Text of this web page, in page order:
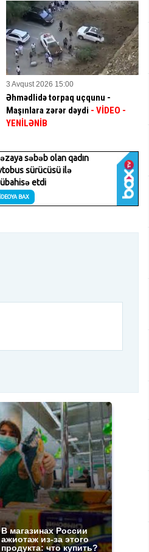
3 Avqust 2026 15:00
Əhmədlidə torpaq uçqunu -
Maşınlara zərər dəydi - VİDEO -
YENİLƏNİB
В магазинах России
ажиотаж из-за этого
продукта: что купить?